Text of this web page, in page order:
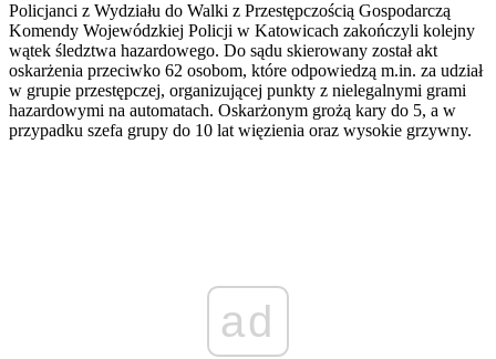
Policjanci z Wydziału do Walki z Przestępczością Gospodarczą
Komendy Wojewódzkiej Policji w Katowicach zakończyli kolejny
wątek śledztwa hazardowego. Do sądu skierowany został akt
oskarżenia przeciwko 62 osobom, które odpowiedzą m.in. za udział
w grupie przestępczej, organizującej punkty z nielegalnymi grami
hazardowymi na automatach. Oskarżonym grożą kary do 5, a w
przypadku szefa grupy do 10 lat więzienia oraz wysokie grzywny.
ad